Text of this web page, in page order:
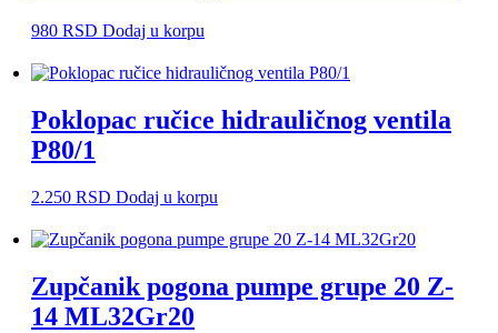
980 RSD Dodaj u korpu
Poklopac ručice hidrauličnog ventila
P80/1
2.250 RSD Dodaj u korpu
Zupčanik pogona pumpe grupe 20 Z-
14 ML32Gr20